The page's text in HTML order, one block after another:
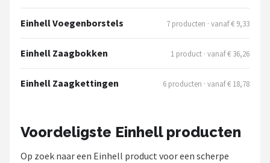
Einhell Voegenborstels 7 producten · vanaf € 9,33
Einhell Zaagbokken 1 product · vanaf € 36,26
Einhell Zaagkettingen 6 producten · vanaf € 18,78
Voordeligste Einhell producten
Op zoek naar een Einhell product voor een scherpe